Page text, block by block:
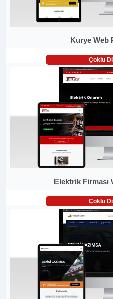
Kurye Web
Çoklu
Elektrik Firması
Çoklu